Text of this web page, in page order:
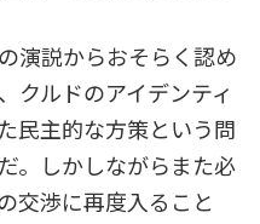
演説からおそらく認め
クルドのアイデンティ
民主的な方策という問
。しかしながらまた必
交渉に再度入ること